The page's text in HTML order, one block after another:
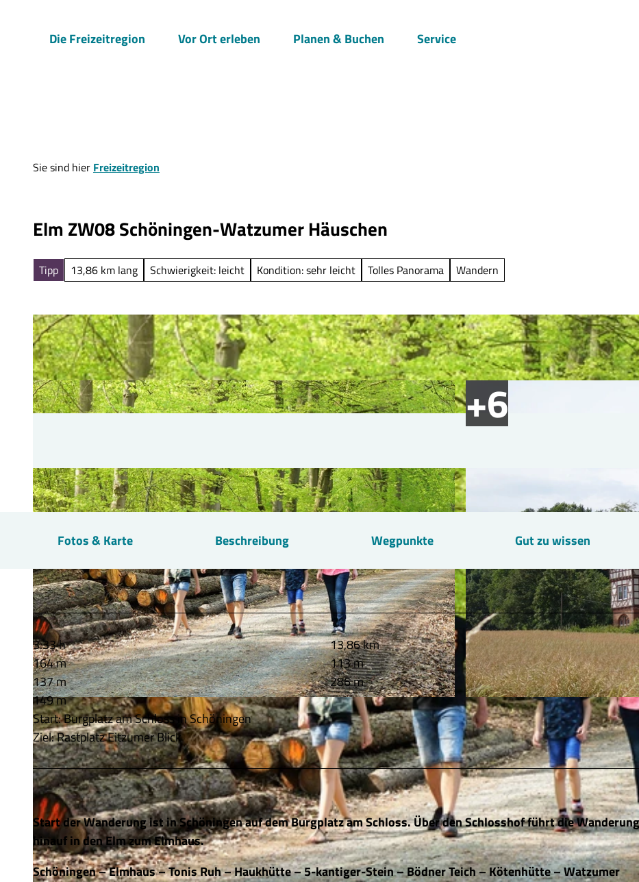
Die Freizeitregion Vor Ort erleben Planen & Buchen Service
Sie sind hier Freizeitregion
Elm ZW08 Schöningen-Watzumer Häuschen
Tipp 13,86 km lang Schwierigkeit: leicht Kondition: sehr leicht Tolles Panorama Wandern
© Thomas Kempernolte, Elm-Freizeit, Allianz für die Region GmbH |CC-BY-SA © Thomas Kempernolte, Elm-Freizeit, Thomas Kempernolte |
Fotos & Karte Beschreibung Wegpunkte Gut zu wissen
3:33 h
13,86 km
164 m
113 m
137 m
286 m
149 m
Start: Burgplatz am Schloss in Schöningen
Ziel: Rastplatz Eitzumer Blick
Start der Wanderung ist in Schöningen auf dem Burgplatz am Schloss. Über den Schlosshof führt die Wanderung
hinauf in den Elm zum Elmhaus.
Schöningen – Elmhaus – Tonis Ruh – Haukhütte – 5-kantiger-Stein – Bödner Teich – Kötenhütte – Watzumer